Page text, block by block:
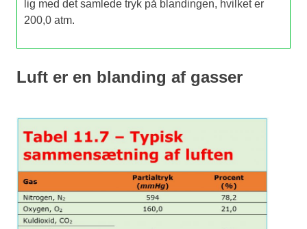
lig med det samlede tryk på blandingen, hvilket er
200,0 atm.
Luft er en blanding af gasser